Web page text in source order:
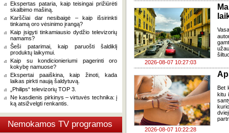
Ekspertas pataria, kaip teisingai prižiūrėti
skalbimo mašiną.
Karščiai dar nesibaigė – kaip išsirinkti
tinkamą oro vėsinimo įrangą?
Kaip įsigyti tinkamiausio dydžio televizorių
namams?
Šeši patarimai, kaip paruošti šaldiklį
produktų laikymui.
Kaip su kondicionieriumi pagerinti oro
kokybę namuose?
Ekspertai paaiškina, kaip žinoti, kada
laikas pirkti naują šaldytuvą.
„Philips“ televizorių TOP 3.
Ne kasdienis pirkinys – virtuvės technika: į
ką atsižvelgti renkantis.
Nemokamos TV programos
2026-08-07 10:27:03
2026-08-07 10:22:28
Bet
kitu